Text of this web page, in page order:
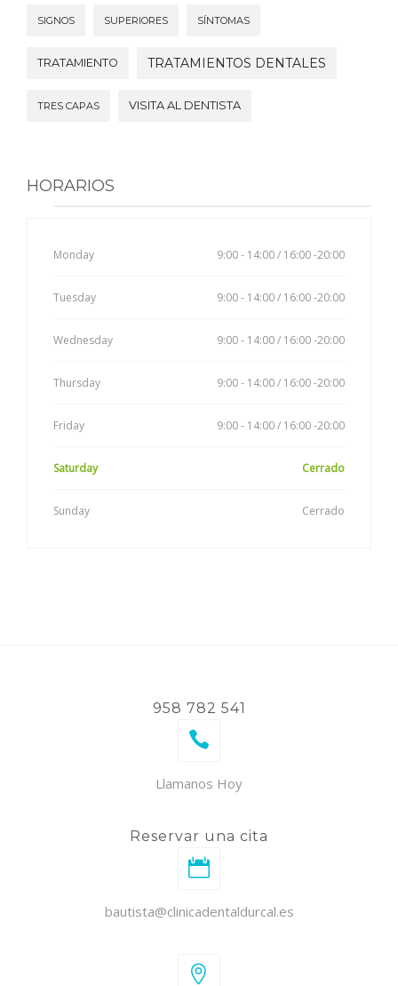
SIGNOS SUPERIORES SÍNTOMAS
TRATAMIENTO TRATAMIENTOS DENTALES
TRES CAPAS VISITA AL DENTISTA
HORARIOS
Monday 9:00 - 14:00 / 16:00 -20:00
Tuesday 9:00 - 14:00 / 16:00 -20:00
Wednesday 9:00 - 14:00 / 16:00 -20:00
Thursday 9:00 - 14:00 / 16:00 -20:00
Friday 9:00 - 14:00 / 16:00 -20:00
Saturday Cerrado
Sunday Cerrado
958 782 541
Llamanos Hoy
Reservar una cita
bautista@clinicadentaldurcal.es